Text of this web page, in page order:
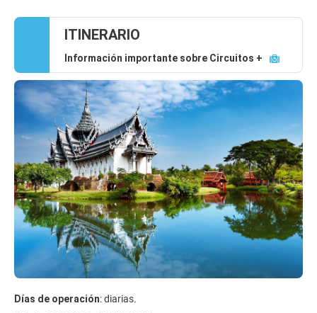
ITINERARIO
Información importante sobre Circuitos +
Días de operación: diarias.